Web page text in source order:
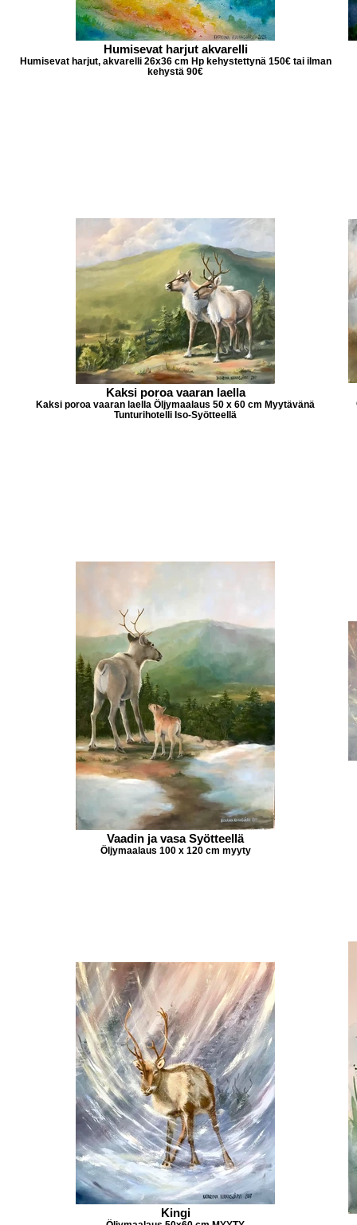
Humisevat harjut akvarelli
Humisevat harjut, akvarelli 26x36 cm Hp kehystettynä 150€ tai ilman
kehystä 90€
Kaksi poroa vaaran laella
Kaksi poroa vaaran laella Öljymaalaus 50 x 60 cm Myytävänä
Tunturihotelli Iso-Syötteellä
Vaadin ja vasa Syötteellä
Öljymaalaus 100 x 120 cm myyty
Kingi